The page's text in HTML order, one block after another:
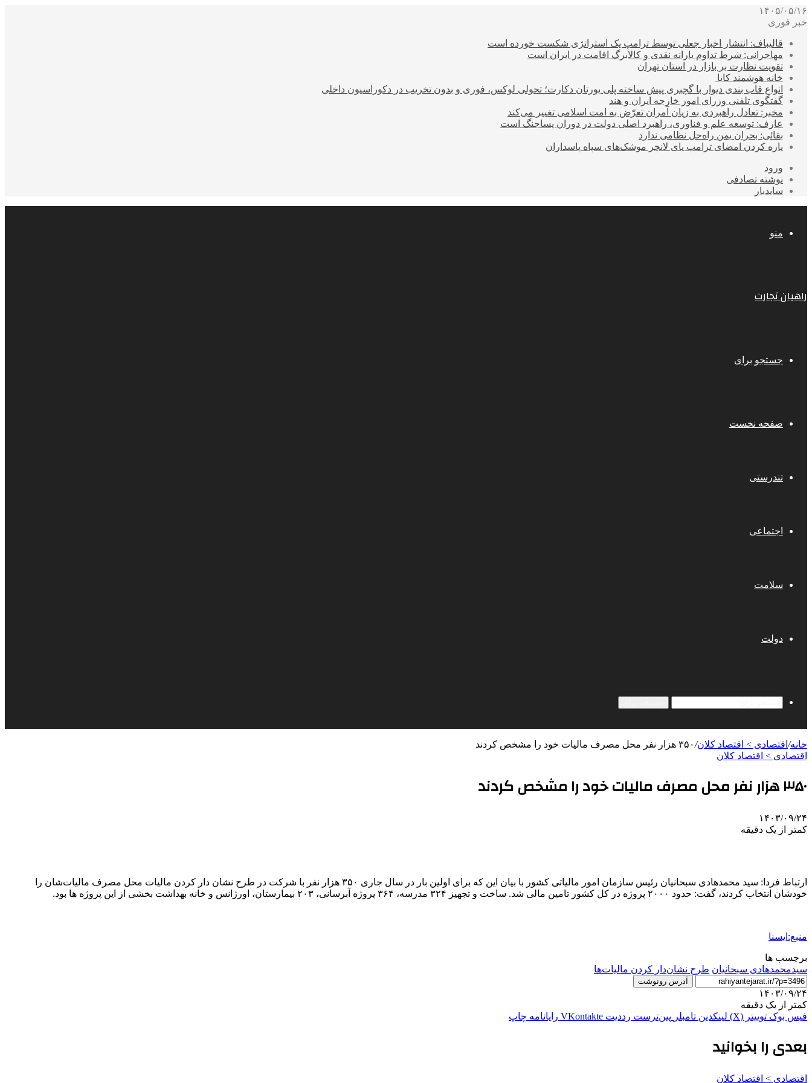
۱۴۰۵/۰۵/۱۶
خبر فوری
قالیباف: انتشار اخبار جعلی توسط ترامپ یک استراتژی شکست خورده است
مهاجرانی: شرط تداوم یارانه نقدی و کالابرگ اقامت در ایران است
تقویت نظارت بر بازار در استان تهران
خانه هوشمند کایا
انواع قاب بندی دیوار با گچبری پیش ساخته پلی یورتان دکارت؛ تحولی لوکس، فوری و بدون تخریب در دکوراسیون داخلی
گفتگوی تلفنی وزرای امور خارجه ایران و هند
مخبر: تعادل راهبردی به زیان آمران تعرّض به امت اسلامی تغییر می‌کند
عارف: توسعه علم و فناوری، راهبرد اصلی دولت در دوران پساجنگ است
بقائی: بحران یمن راه‌حل نظامی ندارد
پاره کردن امضای ترامپ پای لانچر موشک‌های سپاه پاسداران
ورود
نوشته تصادفی
سایدبار
منو
راهیان تجارت
جستجو برای
صفحه نخست
تندرستی
اجتماعی
سلامت
دولت
خانه/ اقتصادی > اقتصاد کلان/۳۵۰ هزار نفر محل مصرف مالیات خود را مشخص کردند
اقتصادی > اقتصاد کلان
۳۵۰ هزار نفر محل مصرف مالیات خود را مشخص کردند
۱۴۰۳/۰۹/۲۴
کمتر از یک دقیقه
ارتباط فردا: سید محمدهادی سبحانیان رئیس سازمان امور مالیاتی کشور با بیان این که ‏برای اولین بار در سال جاری ۳۵۰ هزار نفر با شرکت در طرح ‎نشان دار کردن مالیات محل مصرف مالیات‌شان را
خودشان انتخاب کردند، گفت: حدود ۲۰۰۰ پروژه در کل کشور تامین مالی شد. ساخت و تجهیز ۳۲۴ مدرسه، ۳۶۴ پروژه آبرسانی، ۲۰۳ بیمارستان، اورژانس و خانه بهداشت بخشی از این پروژه ها بود.
منبع:ایسنا
برچسب ها
سیدمحمدهادی سبحانیان طرح نشان‌دار کردن مالیات‌ها
آدرس رونوشت
۱۴۰۳/۰۹/۲۴
کمتر از یک دقیقه
فیس بوک توییتر (X) لینکدین ‫تامبلر ‫پین‌ترست ‫رددیت ‫VKontakte رایانامه چاپ
بعدی را بخوانید
اقتصادی > اقتصاد کلان